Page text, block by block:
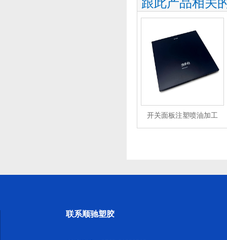
跟此产品相关
开关面板注塑喷油加工
联系顺驰塑胶